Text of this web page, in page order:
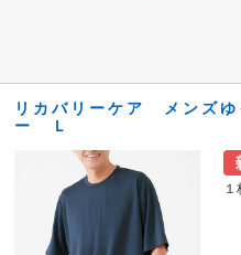
リカバリーケア メンズ
ー Ｌ
１